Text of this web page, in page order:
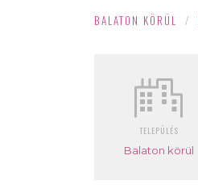
BALATON KÖRÜL /
TELEPÜLÉS
Balaton körül